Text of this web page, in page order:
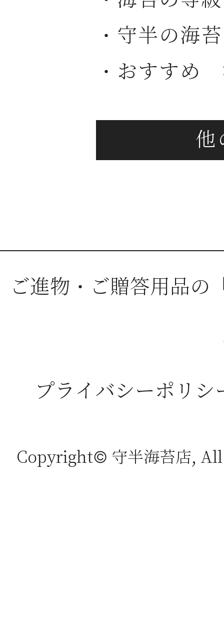
・守半の海
・おすすめ
ご進物・ご贈答用品の
プライバシーポリシ
Copyright© 守半海苔店,